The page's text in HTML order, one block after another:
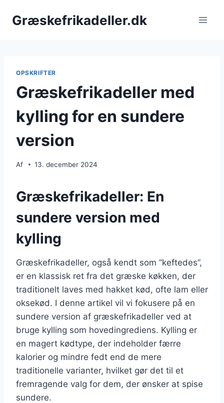
Græskefrikadeller.dk
OPSKRIFTER
Græskefrikadeller med
kylling for en sundere
version
Af 13. december 2024
Græskefrikadeller: En
sundere version med
kylling
Græskefrikadeller, også kendt som “keftedes”,
er en klassisk ret fra det græske køkken, der
traditionelt laves med hakket kød, ofte lam eller
oksekød. I denne artikel vil vi fokusere på en
sundere version af græskefrikadeller ved at
bruge kylling som hovedingrediens. Kylling er
en magert kødtype, der indeholder færre
kalorier og mindre fedt end de mere
traditionelle varianter, hvilket gør det til et
fremragende valg for dem, der ønsker at spise
sundere.